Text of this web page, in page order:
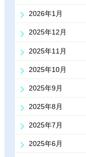
2026年1月
2025年12月
2025年11月
2025年10月
2025年9月
2025年8月
2025年7月
2025年6月